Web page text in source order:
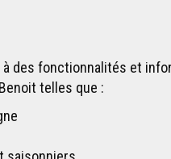
des fonctionnalités et
telles que :